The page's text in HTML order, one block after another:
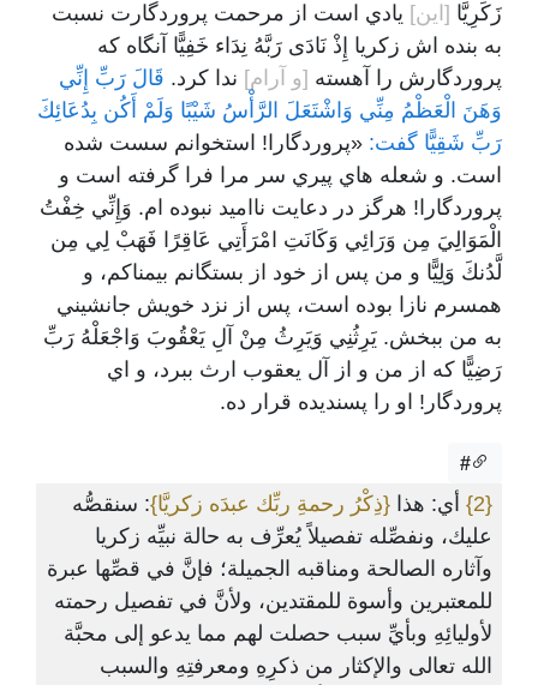
زَكَرِيَّا [اين] يادي است از مرحمت پروردگارت نسبت
به بنده اش زکريا إِذْ نَادَى رَبَّهُ نِدَاء خَفِيًّا آنگاه که
پروردگارش را آهسته [و آرام] ندا کرد. قَالَ رَبِّ إِنِّي
وَهَنَ الْعَظْمُ مِنِّي وَاشْتَعَلَ الرَّأْسُ شَيْبًا وَلَمْ أَكُن بِدُعَائِكَ
رَبِّ شَقِيًّا گفت: «پروردگارا! استخوانم سست شده
است. و شعله هاي پيري سر مرا فرا گرفته است و
پروردگارا! هرگز در دعايت نااميد نبوده ام. وَإِنِّي خِفْتُ
الْمَوَالِيَ مِن وَرَائِي وَكَانَتِ امْرَأَتِي عَاقِرًا فَهَبْ لِي مِن
لَّدُنكَ وَلِيًّا و من پس از خود از بستگانم بيمناکم، و
همسرم نازا بوده است، پس از نزد خويش جانشيني
به من ببخش. يَرِثُنِي وَيَرِثُ مِنْ آلِ يَعْقُوبَ وَاجْعَلْهُ رَبِّ
رَضِيًّا که از من و از آل يعقوب ارث ببرد، و اي
پروردگار! او را پسنديده قرار ده.
#
{2} أي: هذا {ذِكْرُ رحمةِ ربِّك عبدَه زكريَّا}: سنقصُّه
عليك، ونفصِّله تفصيلاً يُعرِّف به حالة نبيِّه زكريا
وآثاره الصالحة ومناقبه الجميلة؛ فإنَّ في قصِّها عبرة
للمعتبرين وأسوة للمقتدين، ولأنَّ في تفصيل رحمته
لأوليائِهِ وبأيِّ سبب حصلت لهم مما يدعو إلى محبَّة
الله تعالى والإكثار من ذكرِهِ ومعرفتِهِ والسبب